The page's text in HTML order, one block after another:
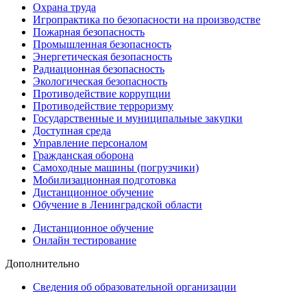
Охрана труда
Игропрактика по безопасности на производстве
Пожарная безопасность
Промышленная безопасность
Энергетическая безопасность
Радиационная безопасность
Экологическая безопасность
Противодействие коррупции
Противодействие терроризму
Государственные и муниципальные закупки
Доступная среда
Управление персоналом
Гражданская оборона
Самоходные машины (погрузчики)
Мобилизационная подготовка
Дистанционное обучение
Обучение в Ленинградской области
Дистанционное обучение
Онлайн тестирование
Дополнительно
Сведения об образовательной организации